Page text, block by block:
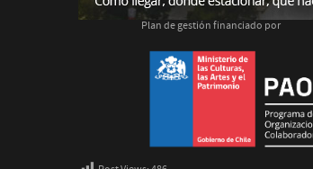
Plan de gestión financiado por